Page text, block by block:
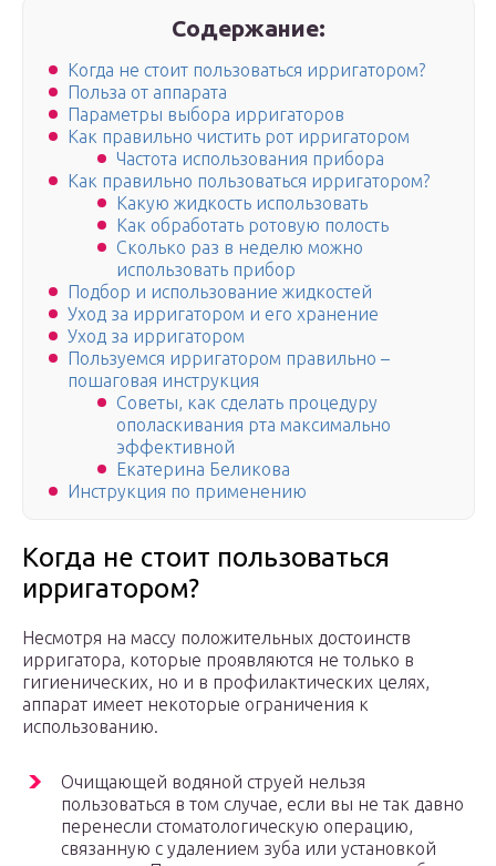
Содержание:
Когда не стоит пользоваться ирригатором?
Польза от аппарата
Параметры выбора ирригаторов
Как правильно чистить рот ирригатором
Частота использования прибора
Как правильно пользоваться ирригатором?
Какую жидкость использовать
Как обработать ротовую полость
Сколько раз в неделю можно
использовать прибор
Подбор и использование жидкостей
Уход за ирригатором и его хранение
Уход за ирригатором
Пользуемся ирригатором правильно –
пошаговая инструкция
Советы, как сделать процедуру
ополаскивания рта максимально
эффективной
Екатерина Беликова
Инструкция по применению
Когда не стоит пользоваться
ирригатором?
Несмотря на массу положительных достоинств
ирригатора, которые проявляются не только в
гигиенических, но и в профилактических целях,
аппарат имеет некоторые ограничения к
использованию.
Очищающей водяной струей нельзя
пользоваться в том случае, если вы не так давно
перенесли стоматологическую операцию,
связанную с удалением зуба или установкой